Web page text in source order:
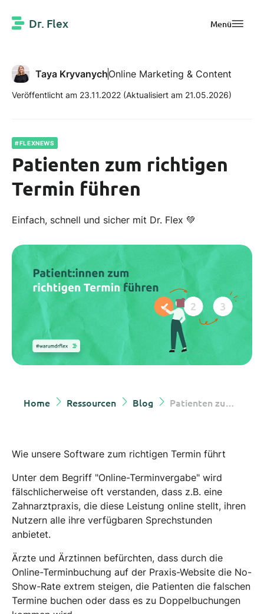
Dr. Flex Menü
Taya KryvanychOnline Marketing & Content
Veröffentlicht am 23.11.2022 (Aktualisiert am 21.05.2026)
#FLEXNEWS
Patienten zum richtigen
Termin führen
Einfach, schnell und sicher mit Dr. Flex 💚
Home Ressourcen Blog Patienten zum richtigen Termin führen
Wie unsere Software zum richtigen Termin führt
Unter dem Begriff "Online-Terminvergabe" wird
fälschlicherweise oft verstanden, dass z.B. eine
Zahnarztpraxis, die diese Leistung online stellt, ihren
Nutzern alle ihre verfügbaren Sprechstunden
anbietet.
Ärzte und Ärztinnen befürchten, dass durch die
Online-Terminbuchung auf der Praxis-Website die No-
Show-Rate extrem steigen, die Patienten die falschen
Termine buchen oder dass es zu Doppelbuchungen